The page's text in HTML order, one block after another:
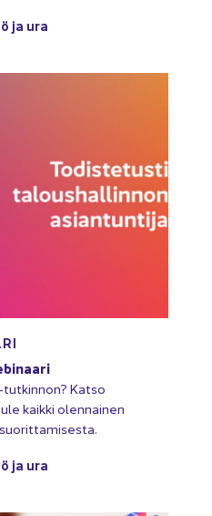
ja ura
Katso
kaik­ki olen­nai­nen
ja ura